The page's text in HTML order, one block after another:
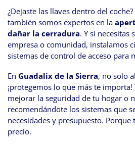
¿Dejaste las llaves dentro del
también somos expertos en la
dañar la cerradura. Y si necesitas
empresa o comunidad, instalamos
sistemas de control de acceso para
En Guadalix de la Sierra, no solo
¡protegemos lo que más te importa!
mejorar la seguridad de tu hogar o
recomendándote los sistemas que
necesidades y presupuesto.
precio.